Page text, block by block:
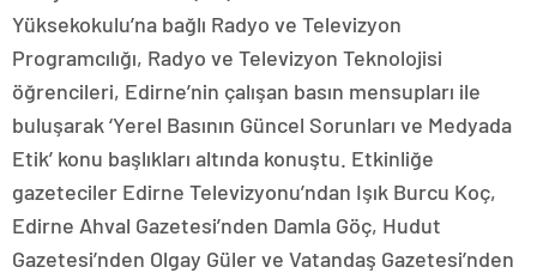
Yüksekokulu’na bağlı Radyo ve Televizyon
Programcılığı, Radyo ve Televizyon Teknolojisi
öğrencileri, Edirne’nin çalışan basın mensupları ile
buluşarak ‘Yerel Basının Güncel Sorunları ve Medyada
Etik’ konu başlıkları altında konuştu. Etkinliğe
gazeteciler Edirne Televizyonu’ndan Işık Burcu Koç,
Edirne Ahval Gazetesi’nden Damla Göç, Hudut
Gazetesi’nden Olgay Güler ve Vatandaş Gazetesi’nden